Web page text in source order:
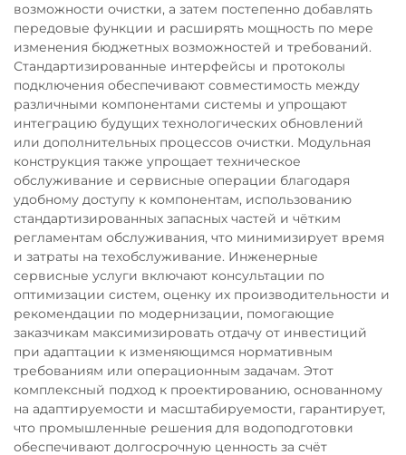
возможности очистки, а затем постепенно добавлять
передовые функции и расширять мощность по мере
изменения бюджетных возможностей и требований.
Стандартизированные интерфейсы и протоколы
подключения обеспечивают совместимость между
различными компонентами системы и упрощают
интеграцию будущих технологических обновлений
или дополнительных процессов очистки. Модульная
конструкция также упрощает техническое
обслуживание и сервисные операции благодаря
удобному доступу к компонентам, использованию
стандартизированных запасных частей и чётким
регламентам обслуживания, что минимизирует время
и затраты на техобслуживание. Инженерные
сервисные услуги включают консультации по
оптимизации систем, оценку их производительности и
рекомендации по модернизации, помогающие
заказчикам максимизировать отдачу от инвестиций
при адаптации к изменяющимся нормативным
требованиям или операционным задачам. Этот
комплексный подход к проектированию, основанному
на адаптируемости и масштабируемости, гарантирует,
что промышленные решения для водоподготовки
обеспечивают долгосрочную ценность за счёт